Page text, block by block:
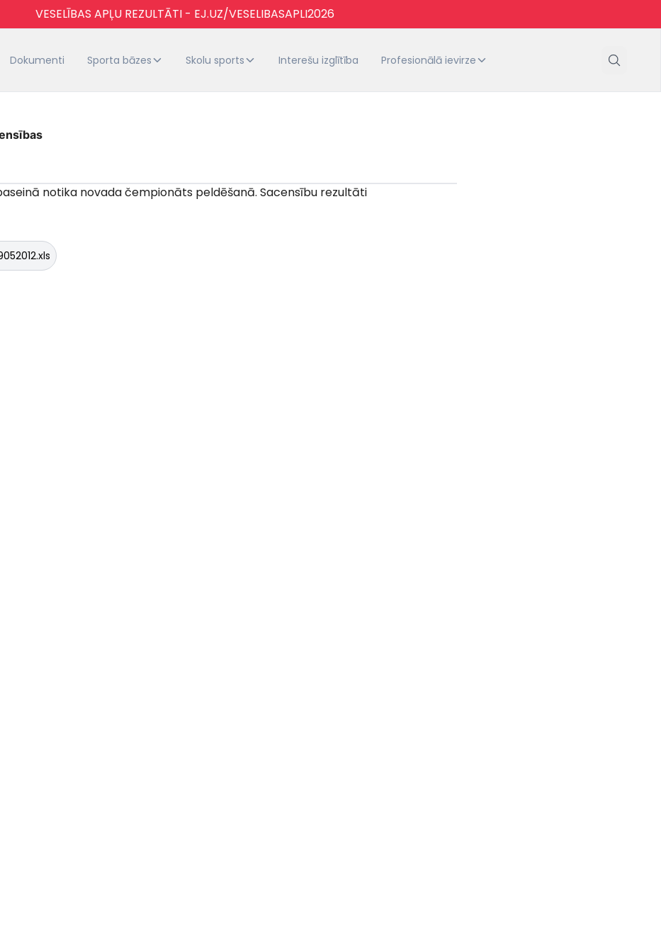
VESELĪBAS APĻU REZULTĀTI - EJ.UZ/VESELIBASAPLI2026
Dokumenti Sporta bāzes Skolu sports Interešu izglītība Profesionālā ievirze
notika novada čempionāts peldēšanā. Sacensību rezultāti